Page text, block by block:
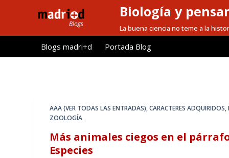
l
Biología y
La buena ciencia no teme a la
Blogs madri+d Portada Blog
AAA (VER TODAS LAS ENTRADAS),CARACTERES ADQUIRIDOS,
ZOOLOGÍA
Más animales ciegos en el
Especies